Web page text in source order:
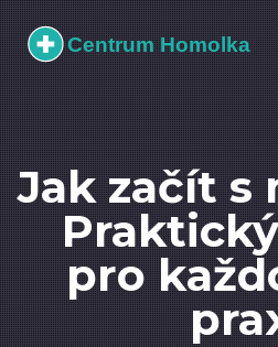
Jak začít s
pro